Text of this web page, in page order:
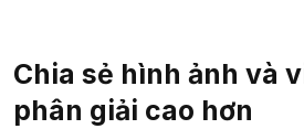
Chia sẻ hình ảnh và
phân giải cao hơn​